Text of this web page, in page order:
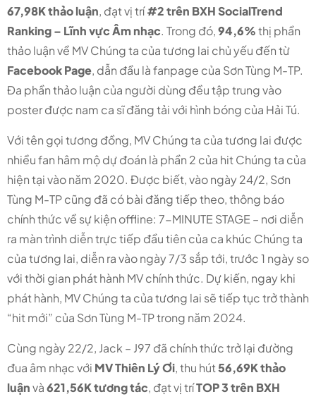
67,98K thảo luận, đạt vị trí#2 trên BXH SocialTrend
Ranking – Lĩnh vực Âm nhạc. Trong đó,94,6%thị phần
thảo luận về MV Chúng ta của tương lai chủ yếu đến từ
Facebook Page, dẫn đầu là fanpage của Sơn Tùng M-TP.
Đa phần thảo luận của người dùng đều tập trung vào
poster được nam ca sĩ đăng tải với hình bóng của Hải Tú.
Với tên gọi tương đồng, MV Chúng ta của tương lai được
nhiều fan hâm mộ dự đoán là phần 2 của hit Chúng ta của
hiện tại vào năm 2020. Được biết, vào ngày 24/2, Sơn
Tùng M-TP cũng đã có bài đăng tiếp theo, thông báo
chính thức về sự kiện offline: 7-MINUTE STAGE – nơi diễn
ra màn trình diễn trực tiếp đầu tiên của ca khúc Chúng ta
của tương lai, diễn ra vào ngày 7/3 sắp tới, trước 1 ngày so
với thời gian phát hành MV chính thức. Dự kiến, ngay khi
phát hành, MV Chúng ta của tương lai sẽ tiếp tục trở thành
“hit mới” của Sơn Tùng M-TP trong năm 2024.
Cùng ngày 22/2, Jack – J97 đã chính thức trở lại đường
đua âm nhạc với MV Thiên Lý Ơi, thu hút56,69K thảo
luậnvà621,56K tương tác, đạt vị tríTOP 3 trên BXH